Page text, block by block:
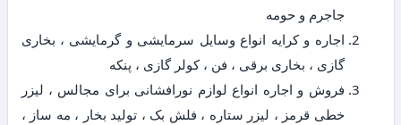
جاجرم و حومه
اجاره و کرایه انواع وسایل سرمایشی و گرمایشی ، بخاری
گازی ، بخاری برقی ، فن ، کولر گازی ، پنکه
فروش و اجاره انواع لوازم نورافشانی برای مجالس ، لیزر
خطی قرمز ، لیزر ستاره ، فلش بک ، تولید بخار ، مه ساز ،